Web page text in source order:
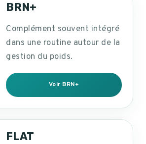
BRN+
Complément souvent intégré
dans une routine autour de la
gestion du poids.
Voir BRN+
FLAT